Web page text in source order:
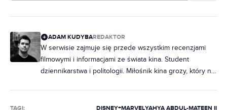
ADAM KUDYBAREDAKTOR
W serwisie zajmuje się przede wszystkim recenzjami
filmowymi i informacjami ze świata kina. Student
dziennikarstwa i politologii. Miłośnik kina grozy, który na
większość playlisty na Spotify. Wcześniej publikował w
TAGI: DISNEY+MARVELYAHYA ABDUL-MATEEN II